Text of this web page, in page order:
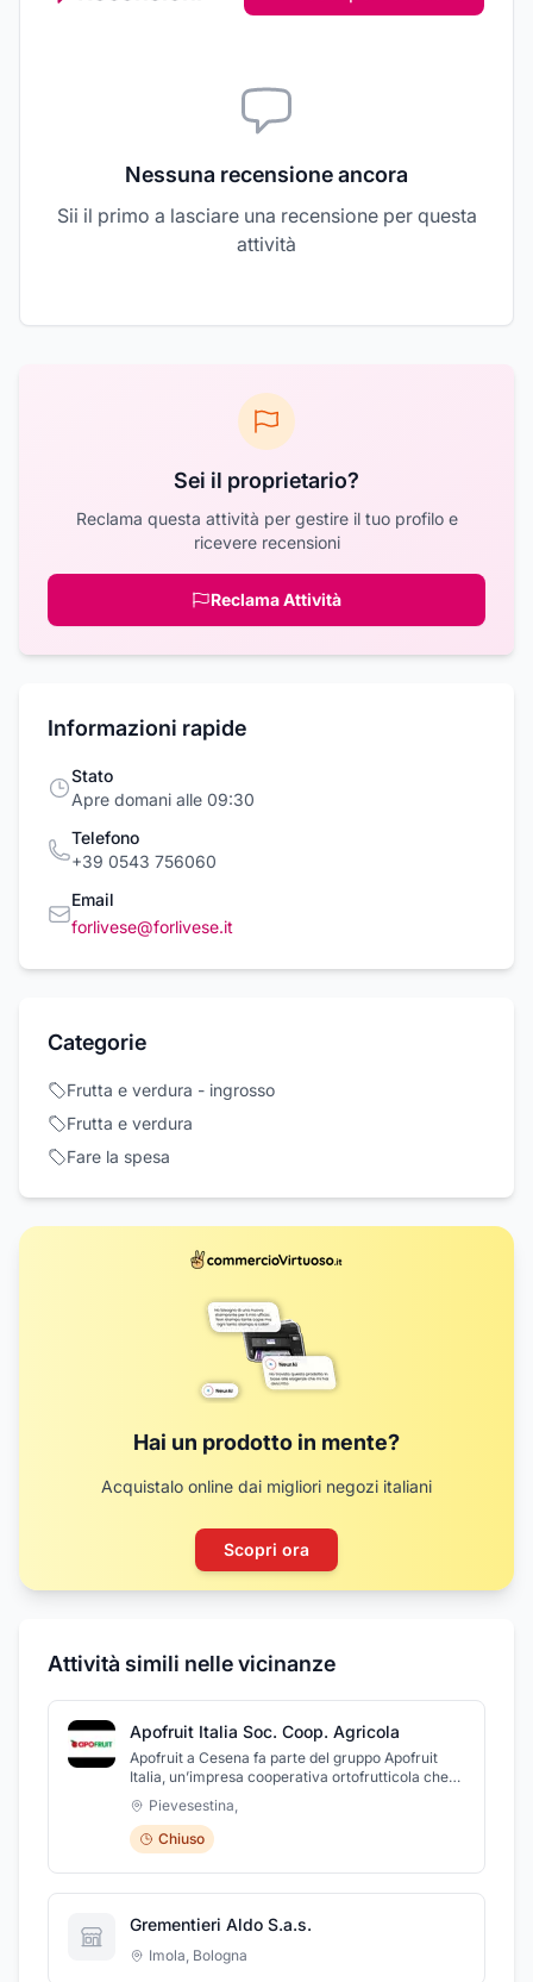
Nessuna recensione ancora
Sii il primo a lasciare una recensione per questa
attività
Sei il proprietario?
Reclama questa attività per gestire il tuo profilo e
ricevere recensioni
Reclama Attività
Informazioni rapide
Stato
Apre domani alle 09:30
Telefono
+39 0543 756060
Email
forlivese@forlivese.it
Categorie
Frutta e verdura - ingrosso
Frutta e verdura
Fare la spesa
Hai un prodotto in mente?
Acquistalo online dai migliori negozi italiani
Scopri ora
Attività simili nelle vicinanze
Apofruit Italia Soc. Coop. Agricola
Apofruit a Cesena fa parte del gruppo Apofruit
Italia, un’impresa cooperativa ortofrutticola che
opera sul territorio nazionale ed estero. L'
azienda ha registrato negli anni una crescita
costante, portando avanti la “mission” di acquisire
la massima specializzazione sui principali
prodotti dell’ortofrutta italiana. Specializzazione
che si manifesta nella qualità e nella
volta al rinnovamento varietale; nell’innovazione
di prodotto e di processo; nei servizi a misura dei
moderni canali di vendita; nell’efficienza
Pievesestina,
Chiuso
Grementieri Aldo S.a.s.
Imola, Bologna